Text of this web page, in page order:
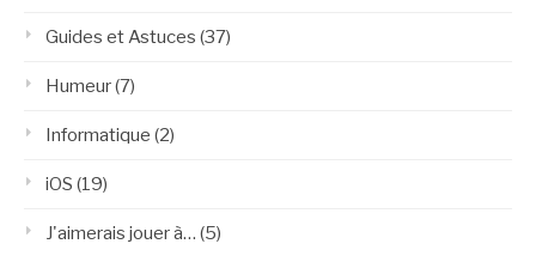
Guides et Astuces (37)
Humeur(7)
Informatique (2)
iOS (19)
J'aimerais jouer à… (5)